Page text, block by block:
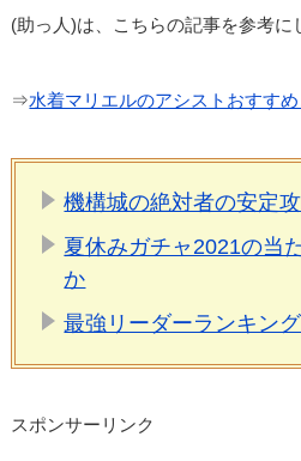
(助っ人)は、こちらの記事を参考に
⇒水着マリエルのアシストおすす
機構城の絶対者の安定
夏休みガチャ2021の当
か
最強リーダーランキン
スポンサーリンク